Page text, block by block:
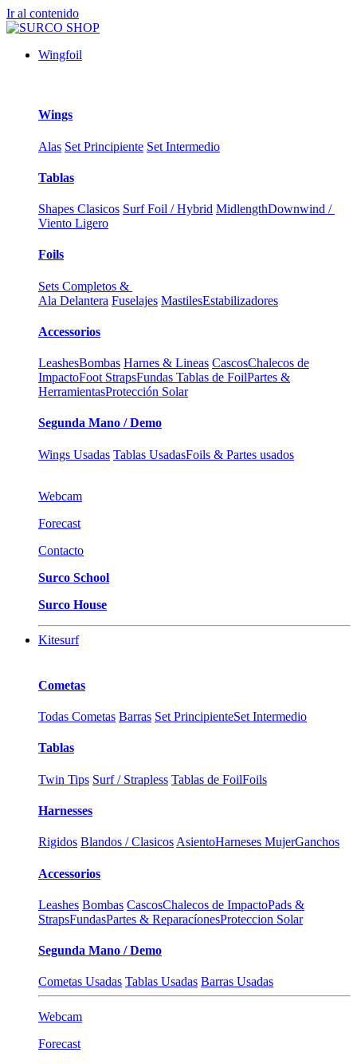
Ir al contenido
Wingfoil
Wings
Alas Set Principiente Set Intermedio
Tablas
Shapes Clasicos Surf Foil / Hybrid MidlengthDownwind /
Viento Ligero
Foils
Sets Completos &
Ala Delantera Fuselajes MastilesEstabilizadores
Accessorios
LeashesBombas Harnes & Lineas CascosChalecos de
ImpactoFoot StrapsFundas Tablas de FoilPartes &
HerramientasProtección Solar
Segunda Mano / Demo
Wings Usadas Tablas UsadasFoils & Partes usados
Webcam
Forecast
Contacto
Surco School
Surco House
Kitesurf
Cometas
Todas Cometas Barras Set PrincipienteSet Intermedio
Tablas
Twin Tips Surf / Strapless Tablas de FoilFoils
Harnesses
Rigidos Blandos / Clasicos AsientoHarneses MujerGanchos
Accessorios
Leashes Bombas CascosChalecos de ImpactoPads &
StrapsFundasPartes & ReparacíonesProteccion Solar
Segunda Mano / Demo
Cometas Usadas Tablas Usadas Barras Usadas
Webcam
Forecast